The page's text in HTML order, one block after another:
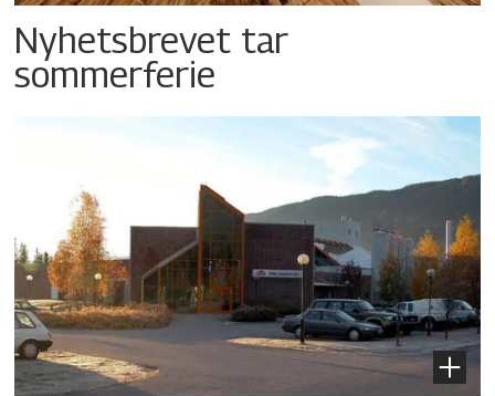
Nyhetsbrevet tar
sommerferie